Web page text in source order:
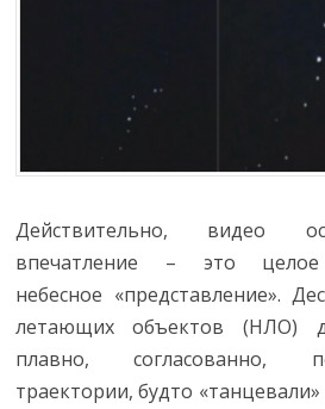
Действительно, видео
впечатление – это целое
небесное «представление».
летающих объектов (НЛО)
плавно, согласованно,
траектории, будто